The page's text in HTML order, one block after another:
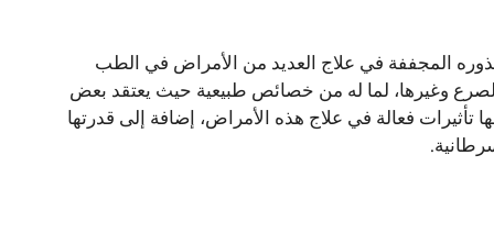
المجففة في علاج العديد من الأمراض في الطب
وغيرها، لما له من خصائص طبيعية حيث يعتقد بعض
تأثيرات فعالة في علاج هذه الأمراض، إضافة إلى قدرتها